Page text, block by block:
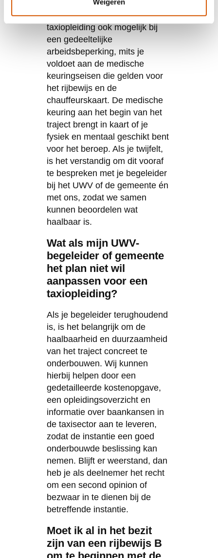
Ja, in veel gevallen is een
taxiopleiding ook mogelijk bij
een gedeeltelijke
arbeidsbeperking, mits je
voldoet aan de medische
keuringseisen die gelden voor
het rijbewijs en de
chauffeurskaart. De medische
keuring aan het begin van het
traject brengt in kaart of je
fysiek en mentaal geschikt bent
voor het beroep. Als je twijfelt,
is het verstandig om dit vooraf
te bespreken met je begeleider
bij het UWV of de gemeente én
met ons, zodat we samen
kunnen beoordelen wat
haalbaar is.
Wat als mijn UWV-
begeleider of gemeente
het plan niet wil
aanpassen voor een
taxiopleiding?
Als je begeleider terughoudend
is, is het belangrijk om de
haalbaarheid en duurzaamheid
van het traject concreet te
onderbouwen. Wij kunnen
hierbij helpen door een
gedetailleerde kostenopgave,
een opleidingsoverzicht en
informatie over baankansen in
de taxisector aan te leveren,
zodat de instantie een goed
onderbouwde beslissing kan
nemen. Blijft er weerstand, dan
heb je als deelnemer het recht
om een second opinion of
bezwaar in te dienen bij de
betreffende instantie.
Moet ik al in het bezit
zijn van een rijbewijs B